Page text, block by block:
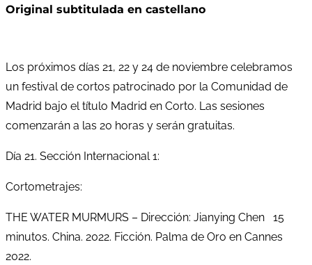
Original subtitulada en castellano
Los próximos días 21, 22 y 24 de noviembre celebramos
un festival de cortos patrocinado por la Comunidad de
Madrid bajo el título Madrid en Corto. Las sesiones
comenzarán a las 20 horas y serán gratuitas.
Día 21. Sección Internacional 1:
Cortometrajes:
THE WATER MURMURS – Dirección: Jianying Chen 15
minutos. China. 2022. Ficción. Palma de Oro en Cannes
2022.